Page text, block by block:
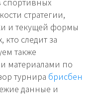
стратегии,
и текущей формы
кто следит за
также
материалами по
турнира брисбен
данные и